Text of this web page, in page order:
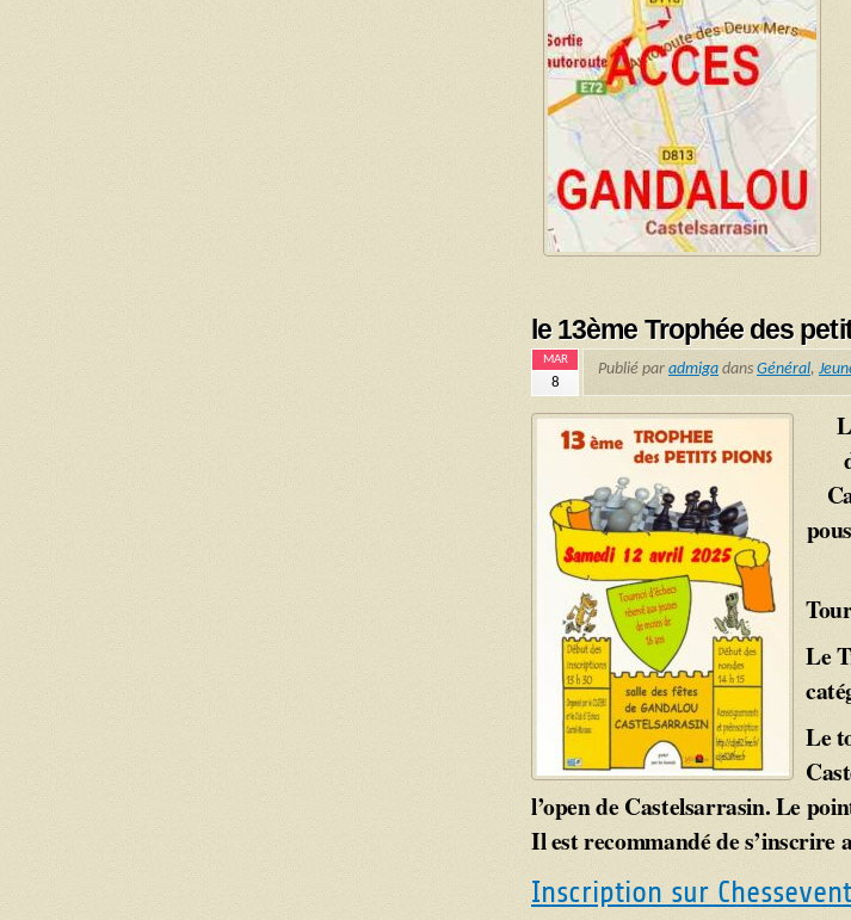
le 13ème Trophée des
MAR
8
Publié par admiga dans Général,
Le
Le
l’open de Castelsarrasin. Le
Il est recommandé de s’inscrire
Inscription sur Chessevent